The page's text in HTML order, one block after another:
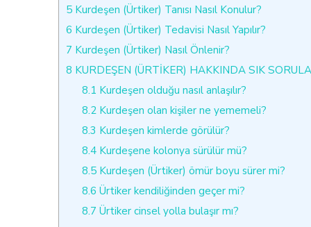
5 Kurdeşen (Ürtiker) Tanısı Nasıl Konulur?
6 Kurdeşen (Ürtiker) Tedavisi Nasıl Yapılır?
7 Kurdeşen (Ürtiker) Nasıl Önlenir?
8 KURDEŞEN (ÜRTİKER) HAKKINDA SIK
8.1 Kurdeşen olduğu nasıl anlaşılır?
8.2Kurdeşen olan kişiler ne yememeli?
8.3 Kurdeşen kimlerde görülür?
8.4Kurdeşene kolonya sürülür mü?
8.5Kurdeşen (Ürtiker) ömür boyu sürer mi?
8.6 Ürtiker kendiliğinden geçer mi?
8.7 Ürtiker cinsel yolla bulaşır mı?